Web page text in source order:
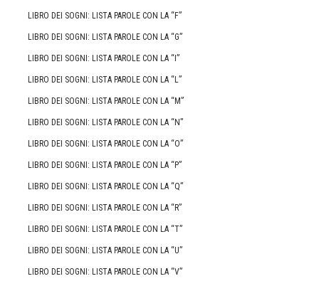
LIBRO DEI SOGNI: LISTA PAROLE CON LA “F”
LIBRO DEI SOGNI: LISTA PAROLE CON LA “G”
LIBRO DEI SOGNI: LISTA PAROLE CON LA “I”
LIBRO DEI SOGNI: LISTA PAROLE CON LA “L”
LIBRO DEI SOGNI: LISTA PAROLE CON LA “M”
LIBRO DEI SOGNI: LISTA PAROLE CON LA “N”
LIBRO DEI SOGNI: LISTA PAROLE CON LA “O”
LIBRO DEI SOGNI: LISTA PAROLE CON LA “P”
LIBRO DEI SOGNI: LISTA PAROLE CON LA “Q”
LIBRO DEI SOGNI: LISTA PAROLE CON LA “R”
LIBRO DEI SOGNI: LISTA PAROLE CON LA “T”
LIBRO DEI SOGNI: LISTA PAROLE CON LA “U”
LIBRO DEI SOGNI: LISTA PAROLE CON LA “V”